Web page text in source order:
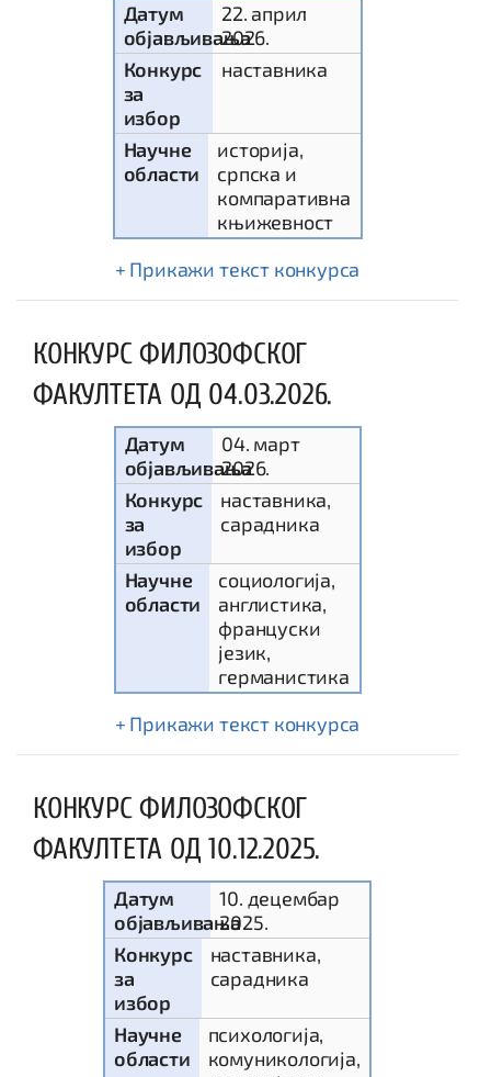
Датум
објављивања
22. април
2026.
Конкурс
за
избор
наставника
Научне
области
историја,
српска и
компаративна
књижевност
текст конкурса
КОНКУРС ФИЛОЗОФСКОГ
ФАКУЛТЕТА ОД 04.03.2026.
Датум
објављивања
04. март
2026.
Конкурс
за
избор
наставника,
сарадника
Научне
области
социологија,
англистика,
француски
језик,
германистика
текст конкурса
КОНКУРС ФИЛОЗОФСКОГ
ФАКУЛТЕТА ОД 10.12.2025.
Датум
објављивања
10. децембар
2025.
Конкурс
за
избор
наставника,
сарадника
Научне
области
психологија,
комуникологија,